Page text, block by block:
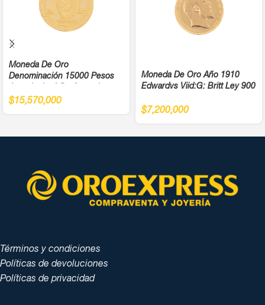
Moneda De Oro
Denominación 15000 Pesos
900
$15,570,000
Moneda De Oro Año 1910
Edwardvs Viid:G: Britt Ley 900
$7,200,000
Términos y condiciones
Políticas de devoluciones
Políticas de privacidad